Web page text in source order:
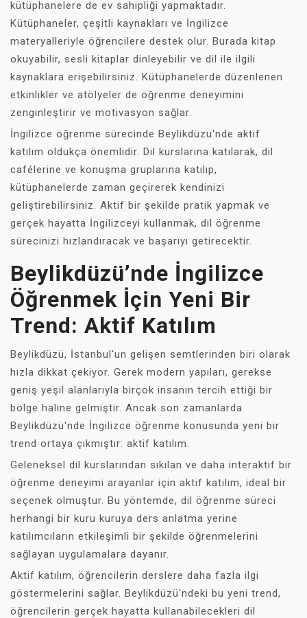
kütüphanelere de ev sahipliği yapmaktadır.
Kütüphaneler, çeşitli kaynakları ve İngilizce
materyalleriyle öğrencilere destek olur. Burada kitap
okuyabilir, sesli kitaplar dinleyebilir ve dil ile ilgili
kaynaklara erişebilirsiniz. Kütüphanelerde düzenlenen
etkinlikler ve atölyeler de öğrenme deneyimini
zenginleştirir ve motivasyon sağlar.
İngilizce öğrenme sürecinde Beylikdüzü'nde aktif
katılım oldukça önemlidir. Dil kurslarına katılarak, dil
cafélerine ve konuşma gruplarına katılıp,
kütüphanelerde zaman geçirerek kendinizi
geliştirebilirsiniz. Aktif bir şekilde pratik yapmak ve
gerçek hayatta İngilizceyi kullanmak, dil öğrenme
sürecinizi hızlandıracak ve başarıyı getirecektir.
Beylikdüzü’nde İngilizce
Öğrenmek İçin Yeni Bir
Trend: Aktif Katılım
Beylikdüzü, İstanbul'un gelişen semtlerinden biri olarak
hızla dikkat çekiyor. Gerek modern yapıları, gerekse
geniş yeşil alanlarıyla birçok insanın tercih ettiği bir
bölge haline gelmiştir. Ancak son zamanlarda
Beylikdüzü'nde İngilizce öğrenme konusunda yeni bir
trend ortaya çıkmıştır: aktif katılım.
Geleneksel dil kurslarından sıkılan ve daha interaktif bir
öğrenme deneyimi arayanlar için aktif katılım, ideal bir
seçenek olmuştur. Bu yöntemde, dil öğrenme süreci
herhangi bir kuru kuruya ders anlatma yerine
katılımcıların etkileşimli bir şekilde öğrenmelerini
sağlayan uygulamalara dayanır.
Aktif katılım, öğrencilerin derslere daha fazla ilgi
göstermelerini sağlar. Beylikdüzü'ndeki bu yeni trend,
öğrencilerin gerçek hayatta kullanabilecekleri dil